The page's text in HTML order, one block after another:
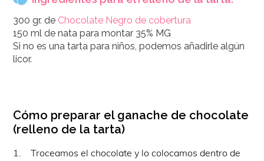
300 gr. de Chocolate Negro de cobertura
150 ml de nata para montar 35% MG
Si no es una tarta para niños, podemos añadirle algún
licor.
Cómo preparar el ganache de chocolate
(relleno de la tarta)
1. Troceamos el chocolate y lo colocamos dentro de